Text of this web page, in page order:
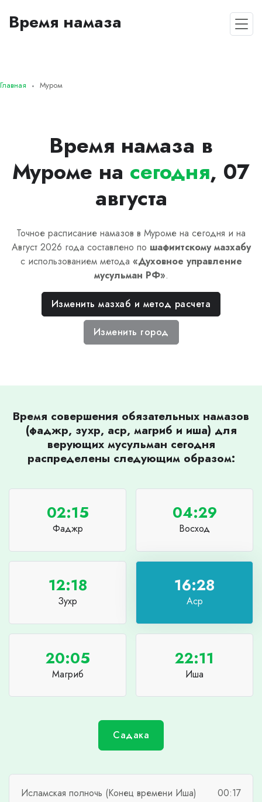
Время намаза
Главная Муром
Время намаза в
Муроме на сегодня, 07
августа
Точное расписание намазов в Муроме на сегодня и на
Август 2026 года составлено по шафиитскомумазхабу
с использованием метода «Духовное управление
мусульман РФ».
Изменить мазхаб и метод расчета
Изменить город
Время совершения обязательных намазов
(фаджр, зухр, аср, магриб и иша) для
верующих мусульман сегодня
распределены следующим образом:
02:15
Фаджр
04:29
Восход
12:18
Зухр
16:28
Аср
20:05
Магриб
22:11
Иша
Садака
Исламская полночь (Конец времени Иша)
00:17